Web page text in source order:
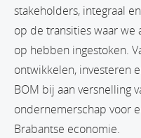
stakeholders, integraal
op de transities waar we
op hebben ingestoken.
ontwikkelen, investeren
BOM bij aan versnelling
ondernemerschap voor
Brabantse economie.